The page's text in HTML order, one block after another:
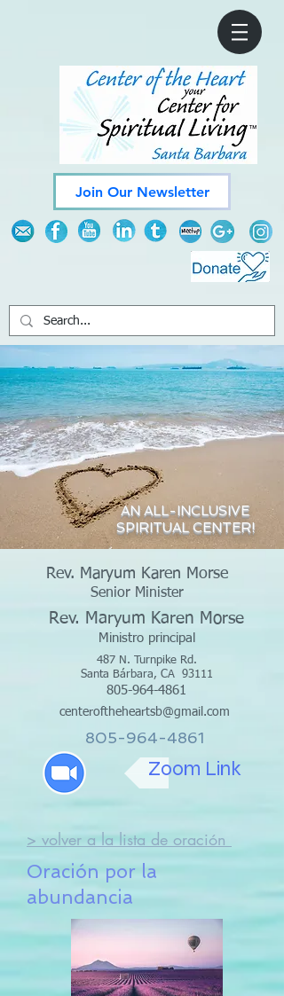
Join Our Newsletter
AN ALL-INCLUSIVE
SPIRITUAL CENTER!
Rev. Maryum Karen Morse
Senior Minister
Rev. Maryum Karen Morse
Ministro principal
487 N. Turnpike Rd.
Santa Bárbara, CA
93111
805-964-4861
centeroftheheartsb@gmail.com
805-964-4861
Zoom Link
> volver a la lista de oración
Oración por la
abundancia